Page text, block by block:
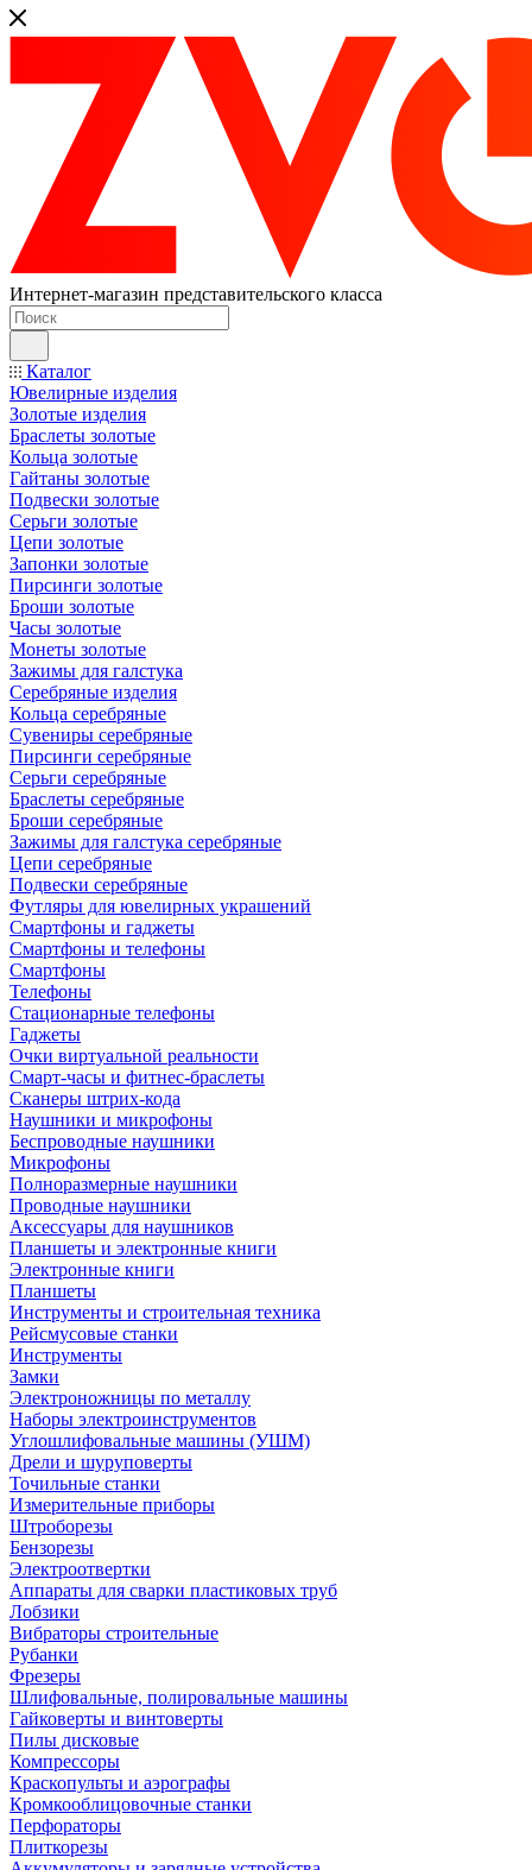
Интернет-магазин представительского класса
Каталог
Ювелирные изделия
Золотые изделия
Браслеты золотые
Кольца золотые
Гайтаны золотые
Подвески золотые
Серьги золотые
Цепи золотые
Запонки золотые
Пирсинги золотые
Броши золотые
Часы золотые
Монеты золотые
Зажимы для галстука
Серебряные изделия
Кольца серебряные
Сувениры серебряные
Пирсинги серебряные
Серьги серебряные
Браслеты серебряные
Броши серебряные
Зажимы для галстука серебряные
Цепи серебряные
Подвески серебряные
Футляры для ювелирных украшений
Смартфоны и гаджеты
Смартфоны и телефоны
Смартфоны
Телефоны
Стационарные телефоны
Гаджеты
Очки виртуальной реальности
Смарт-часы и фитнес-браслеты
Сканеры штрих-кода
Наушники и микрофоны
Беспроводные наушники
Микрофоны
Полноразмерные наушники
Проводные наушники
Аксессуары для наушников
Планшеты и электронные книги
Электронные книги
Планшеты
Инструменты и строительная техника
Рейсмусовые станки
Инструменты
Замки
Электроножницы по металлу
Наборы электроинструментов
Углошлифовальные машины (УШМ)
Дрели и шуруповерты
Точильные станки
Измерительные приборы
Штроборезы
Бензорезы
Электроотвертки
Аппараты для сварки пластиковых труб
Лобзики
Вибраторы строительные
Рубанки
Фрезеры
Шлифовальные, полировальные машины
Гайковерты и винтоверты
Пилы дисковые
Компрессоры
Краскопульты и аэрографы
Кромкооблицовочные станки
Перфораторы
Плиткорезы